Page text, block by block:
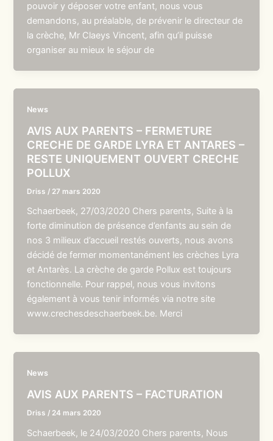
pouvoir y déposer votre enfant, nous vous
demandons, au préalable, de prévenir le directeur de
la crèche, Mr Claeys Vincent, afin qu’il puisse
organiser au mieux le séjour de
News
AVIS AUX PARENTS – FERMETURE
CRECHE DE GARDE LYRA ET ANTARES –
RESTE UNIQUEMENT OUVERT CRECHE
POLLUX
Driss / 27 mars 2020
Schaerbeek, 27/03/2020 Chers parents, Suite à la
forte diminution de présence d’enfants au sein de
nos 3 milieux d’accueil restés ouverts, nous avons
décidé de fermer momentanément les crèches Lyra
et Antarès. La crèche de garde Pollux est toujours
fonctionnelle. Pour rappel, nous vous invitons
également à vous tenir informés via notre site
www.crechesdeschaerbeek.be. Merci
News
AVIS AUX PARENTS – FACTURATION
Driss / 24 mars 2020
Schaerbeek, le 24/03/2020 Chers parents, Nous